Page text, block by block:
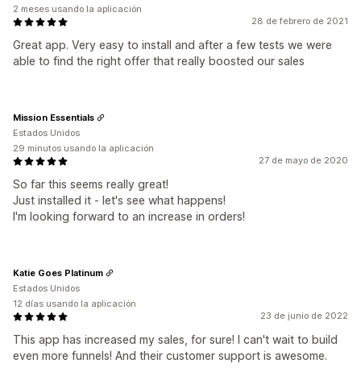
28 de febrero de 2021
Great app. Very easy to install and after a few tests we were
able to find the right offer that really boosted our sales
2 meses usando la aplicación
27 de mayo de 2020
So far this seems really great!
Just installed it - let's see what happens!
I'm looking forward to an increase in orders!
Mission Essentials
Estados Unidos
29 minutos usando la aplicación
23 de junio de 2022
This app has increased my sales, for sure! I can't wait to build
even more funnels! And their customer support is awesome.
Katie Goes Platinum
Estados Unidos
12 días usando la aplicación